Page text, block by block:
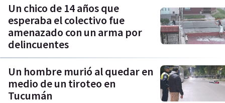
Un chico de 14 años que
esperaba el colectivo fue
amenazado con un arma por
delincuentes
Un hombre murió al quedar en
medio de un tiroteo en
Tucumán